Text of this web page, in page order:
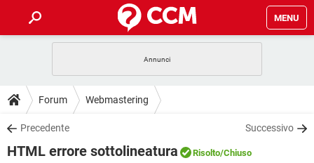
MENU
INTRATTENIMENTO
iOS
INSTAGRAM WHATSAPP
GUIDE
COVID-19
DOWNLOAD
COVID-19 GAMING
Forum Webmastering
Precedente Successivo
HTML errore sottolineatura Risolto/Chiuso